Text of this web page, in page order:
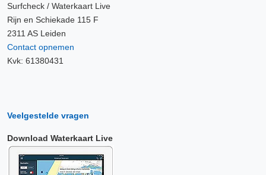
Surfcheck / Waterkaart Live
Rijn en Schiekade 115 F
2311 AS Leiden
Contact opnemen
Kvk: 61380431
Veelgestelde vragen
Download Waterkaart Live